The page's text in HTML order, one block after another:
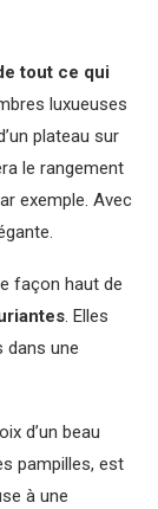
tout ce qui
luxueuses
plateau sur
le rangement
exemple. Avec
façon haut de
. Elles
dans une
d’un beau
pampilles, est
à une